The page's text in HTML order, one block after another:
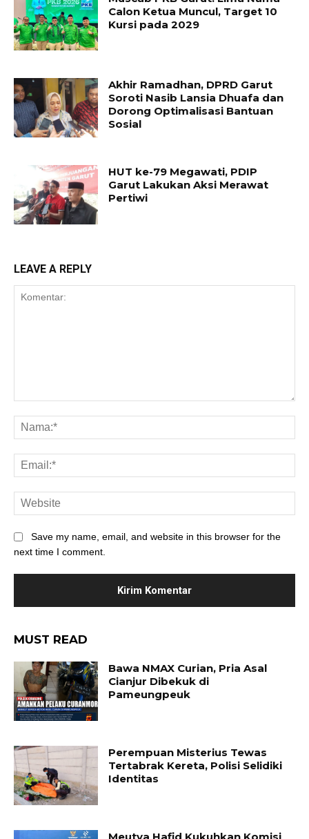
Calon Ketua Muncul, Target 10
Kursi pada 2029
Akhir Ramadhan, DPRD Garut
Soroti Nasib Lansia Dhuafa dan
Dorong Optimalisasi Bantuan
Sosial
HUT ke-79 Megawati, PDIP
Garut Lakukan Aksi Merawat
Pertiwi
LEAVE A REPLY
Save my name, email, and website in this browser for the
next time I comment.
MUST READ
Bawa NMAX Curian, Pria Asal
Cianjur Dibekuk di
Pameungpeuk
Perempuan Misterius Tewas
Tertabrak Kereta, Polisi Selidiki
Identitas
Meutya Hafid Kukuhkan Komisi